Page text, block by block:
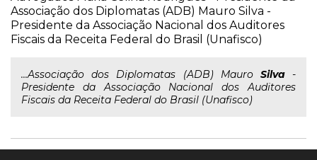
Associação dos Diplomatas (ADB) Mauro Silva -
Presidente da Associação Nacional dos Auditores
Fiscais da Receita Federal do Brasil (Unafisco)
...Associação dos Diplomatas (ADB) Mauro Silva-
Presidente da Associação Nacional dos Auditores
Fiscais da Receita Federal do Brasil (Unafisco)